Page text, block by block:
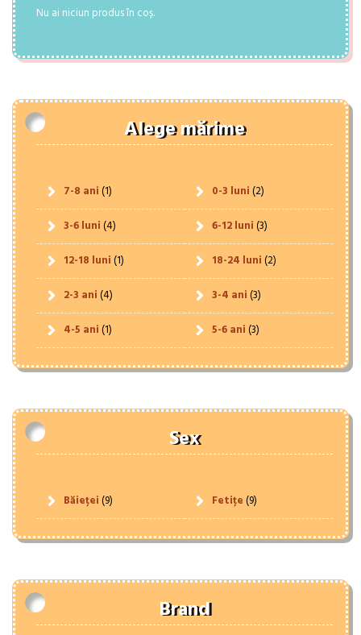
Nu ai niciun produs în coș.
Alege mărime
7-8 ani(1) 0-3 luni(2)
3-6 luni(4) 6-12 luni(3)
12-18 luni(1) 18-24 luni(2)
2-3 ani(4) 3-4 ani(3)
4-5 ani(1) 5-6 ani(3)
Sex
Băieței(9) Fetițe(9)
Brand